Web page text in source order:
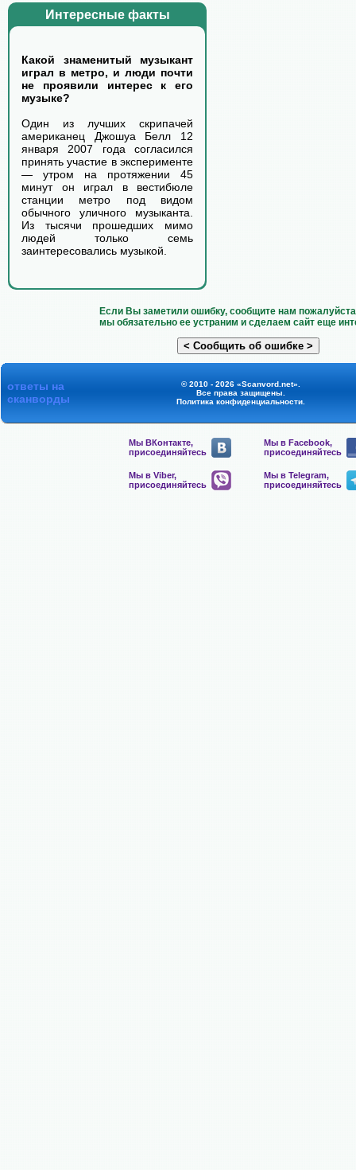
Интересные факты
Какой знаменитый музыкант
играл в метро, и люди почти
не проявили интерес к его
музыке?
Один из лучших скрипачей
американец Джошуа Белл 12
января 2007 года согласился
принять участие в эксперименте
— утром на протяжении 45
минут он играл в вестибюле
станции метро под видом
обычного уличного музыканта.
Из тысячи прошедших мимо
людей только семь
заинтересовались музыкой.
Если Вы заметили ошибку, сообщите нам
мы обязательно ее устраним и сделаем сайт еще
ответы на
сканворды
© 2010 - 2026 «Scanvord.net».
Все права защищены.
Политика конфиденциальности.
Мы ВКонтакте,
присоединяйтесь
Мы в Facebook,
присоединяйтесь
Мы в Viber,
присоединяйтесь
Мы в Telegram,
присоединяйтесь